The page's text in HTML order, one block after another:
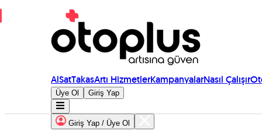
AlSatTakasArtı HizmetlerKampanyalarNasıl Çalışır
Üye Ol Giriş Yap
Giriş Yap / Üye Ol